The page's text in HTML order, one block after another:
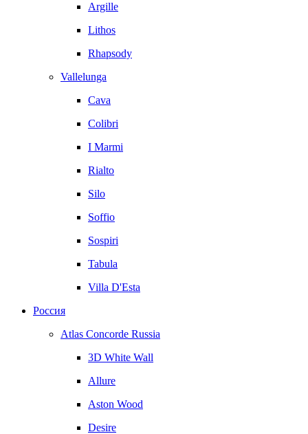
Argille
Lithos
Rhapsody
Vallelunga
Cava
Colibri
I Marmi
Rialto
Silo
Soffio
Sospiri
Tabula
Villa D'Esta
Россия
Atlas Concorde Russia
3D White Wall
Allure
Aston Wood
Desire